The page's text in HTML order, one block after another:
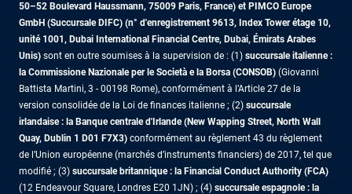
50–52 Boulevard Haussmann, 75009 Paris, France) et PIMCO Europe
GmbH (Succursale DIFC) (n° d'enregistrement 9613, Index Tower étage 10,
unité 1001, Dubai International Financial Centre, Dubai, Émirats Arabes
Unis) sont en outre soumises à la supervision de : (1) succursale italienne :
la Commissione Nazionale per le Società e la Borsa (CONSOB) (Giovanni
Battista Martini, 3 - 00198 Rome), conformément à l’Article 27 de la
version consolidée de la Loi de finances italienne ; (2) succursale
irlandaise : la Banque centrale d'Irlande (New Wapping Street, North Wall
Quay, Dublin 1 D01 F7X3) conformément au règlement 43 du règlement
de l’Union européenne (marchés d’instruments financiers) de 2017, tel que
modifié ; (3) succursale britannique : la Financial Conduct Authority (FCA)
(12 Endeavour Square, Londres E20 1JN) ; (4) succursale espagnole : la